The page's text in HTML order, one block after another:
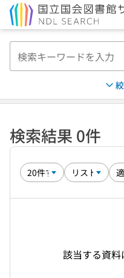
検索結果 0件
該当する資